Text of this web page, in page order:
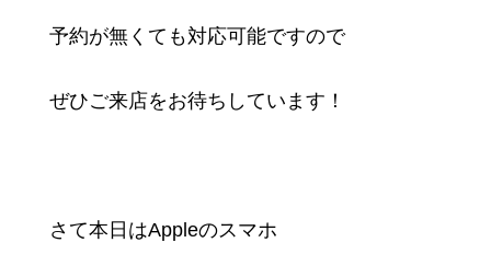
予約が無くても対応可能ですので
ぜひご来店をお待ちしています！
さて本日はAppleのスマホ